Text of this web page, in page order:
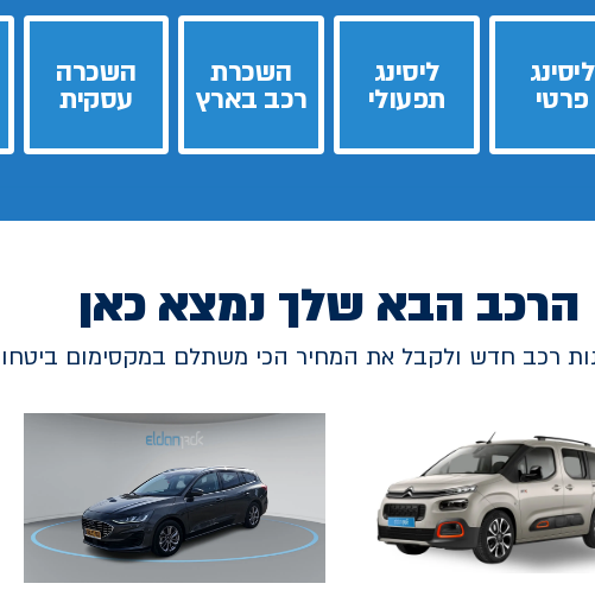
ליסינג
פרטי
ליסינג
תפעולי
השכרת
רכב בארץ
השכרה
עסקית
הרכב הבא שלך נמצא כאן
רכב חדש ולקבל את המחיר הכי משתלם במקסימום